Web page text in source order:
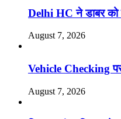
Delhi HC ने डाबर को
August 7, 2026
Vehicle Checking पर
August 7, 2026